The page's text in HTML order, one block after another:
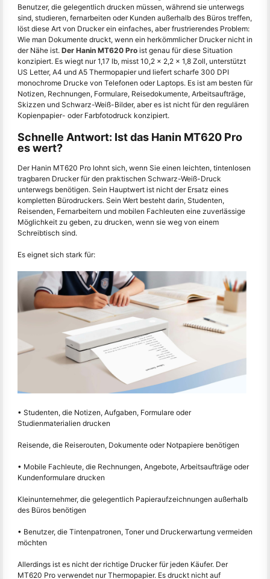
Benutzer, die gelegentlich drucken müssen, während sie unterwegs
sind, studieren, fernarbeiten oder Kunden außerhalb des Büros treffen,
löst diese Art von Drucker ein einfaches, aber frustrierendes Problem:
Wie man Dokumente druckt, wenn ein herkömmlicher Drucker nicht in
der Nähe ist. Der Hanin MT620 Pro ist genau für diese Situation
konzipiert. Es wiegt nur 1,17 lb, misst 10,2 × 2,2 × 1,8 Zoll, unterstützt
US Letter, A4 und A5 Thermopapier und liefert scharfe 300 DPI
monochrome Drucke von Telefonen oder Laptops. Es ist am besten für
Notizen, Rechnungen, Formulare, Reisedokumente, Arbeitsaufträge,
Skizzen und Schwarz-Weiß-Bilder, aber es ist nicht für den regulären
Kopienpapier- oder Farbfotodruck konzipiert.
Schnelle Antwort: Ist das Hanin MT620 Pro
es wert?
Der Hanin MT620 Pro lohnt sich, wenn Sie einen leichten, tintenlosen
tragbaren Drucker für den praktischen Schwarz-Weiß-Druck
unterwegs benötigen. Sein Hauptwert ist nicht der Ersatz eines
kompletten Bürodruckers. Sein Wert besteht darin, Studenten,
Reisenden, Fernarbeitern und mobilen Fachleuten eine zuverlässige
Möglichkeit zu geben, zu drucken, wenn sie weg von einem
Schreibtisch sind.
Es eignet sich stark für:
• Studenten, die Notizen, Aufgaben, Formulare oder
Studienmaterialien drucken
Reisende, die Reiserouten, Dokumente oder Notpapiere benötigen
• Mobile Fachleute, die Rechnungen, Angebote, Arbeitsaufträge oder
Kundenformulare drucken
Kleinunternehmer, die gelegentlich Papieraufzeichnungen außerhalb
des Büros benötigen
• Benutzer, die Tintenpatronen, Toner und Druckerwartung vermeiden
möchten
Allerdings ist es nicht der richtige Drucker für jeden Käufer. Der
MT620 Pro verwendet nur Thermopapier. Es druckt nicht auf